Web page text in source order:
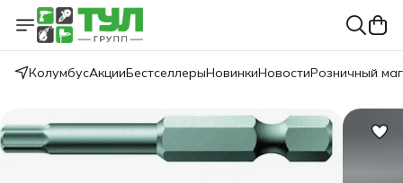
КолумбусАкцииБестселлерыНовинкиНовостиРозничный